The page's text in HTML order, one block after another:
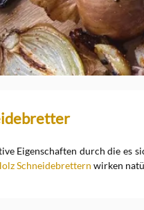
Eigenschaften durch die es
Schneidebrettern wirken